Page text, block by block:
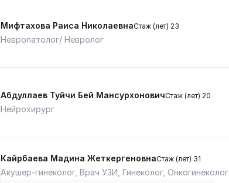
Мифтахова Раиса НиколаевнаСтаж (лет) 23
Невропатолог/ Невролог
Абдуллаев Туйчи Бей МансурхоновичСтаж (лет) 20
Нейрохирург
Кайрбаева Мадина ЖеткергеновнаСтаж (лет) 31
Акушер-гинеколог, Врач УЗИ, Гинеколог, Онкогинеколог